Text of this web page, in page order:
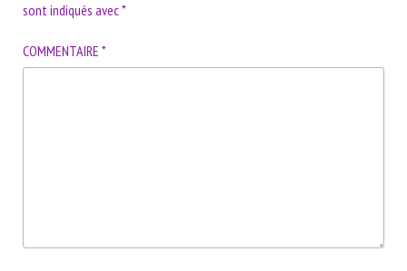
sont indiqués avec*
COMMENTAIRE *